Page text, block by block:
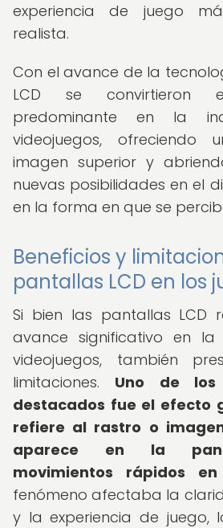
experiencia de juego
realista.
Con el avance de la
LCD se convirtieron
predominante en la
videojuegos, ofreciendo
imagen superior y
nuevas posibilidades en el
en la forma en que se
Beneficios y
pantallas LCD en los
Si bien las pantallas LCD
avance significativo en
videojuegos, también
limitaciones. Uno de los
destacados fue el efecto
refiere al rastro o
aparece en la
movimientos rápidos
fenómeno afectaba la
y la experiencia de juego,